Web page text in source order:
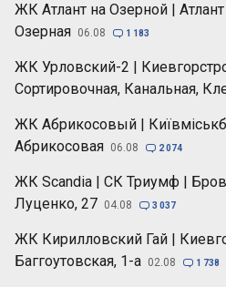
ЖК Атлант на Озерной |
Озерная 06.08  1 183
ЖК Урловский-2 |
Сортировочная, Канальная,
ЖК Абрикосовый |
Абрикосовая 06.08  2 074
ЖК Scandia | СК Триумф |
Луценко, 27 04.08  3 037
ЖК Кирилловский Гай |
Баггоутовская, 1-а 02.08  1 738